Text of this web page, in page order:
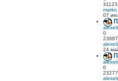
31123
marko
07
0
23887
24
0
23277